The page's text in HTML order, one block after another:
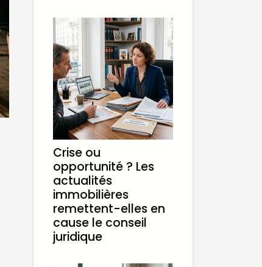
Crise ou
opportunité ? Les
actualités
immobilières
remettent-elles en
cause le conseil
juridique